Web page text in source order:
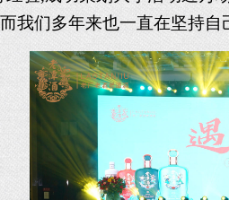
而我们多年来也一直在坚持